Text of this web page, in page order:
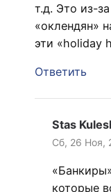
т.д. Это из-
«оклендян»
эти «holiday
Ответить
Stas
Сб, 26 Ноя,
которые